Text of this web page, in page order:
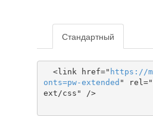
Стандартный
  <link href="
https ://
onts=pw-extended "
ext/css" />